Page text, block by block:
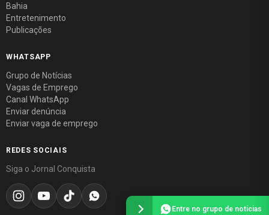
Bahia
Entretenimento
Publicações
WHATSAPP
Grupo de Notícias
Vagas de Emprego
Canal WhatsApp
Enviar denúncia
Enviar vaga de emprego
REDES SOCIAIS
Siga o Jornal Conquista
Entre no grupo de notícias